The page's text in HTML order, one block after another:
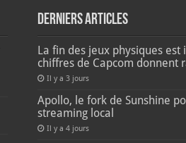
Derniers articles
La fin des jeux physiques est
chiffres de Capcom donnent
Il y a 3 jours
Apollo, le fork de Sunshine
streaming local
Il y a 4 jours